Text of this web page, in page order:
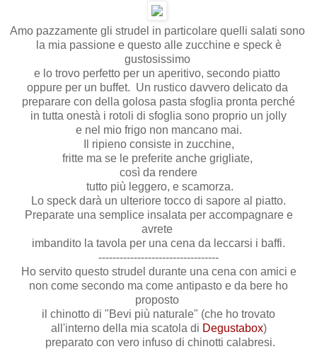
Amo pazzamente gli strudel in particolare quelli salati sono
la mia passione e questo alle zucchine e speck è
gustosissimo
e lo trovo perfetto per un aperitivo, secondo piatto
oppure per un buffet. Un rustico davvero delicato da
preparare con della golosa pasta sfoglia pronta perché
in tutta onestà i rotoli di sfoglia sono proprio un jolly
e nel mio frigo non mancano mai.
Il ripieno consiste in zucchine,
fritte ma se le preferite anche grigliate,
così da rendere
tutto più leggero, e scamorza.
Lo speck darà un ulteriore tocco di sapore al piatto.
Preparate una semplice insalata per accompagnare e
avrete
imbandito la tavola per una cena da leccarsi i baffi.
----------------------------------
Ho servito questo strudel durante una cena con amici e
non come secondo ma come antipasto e da bere ho
proposto
il chinotto di "Bevi più naturale" (che ho trovato
all'interno della mia scatola di Degustabox)
preparato con vero infuso di chinotti calabresi.